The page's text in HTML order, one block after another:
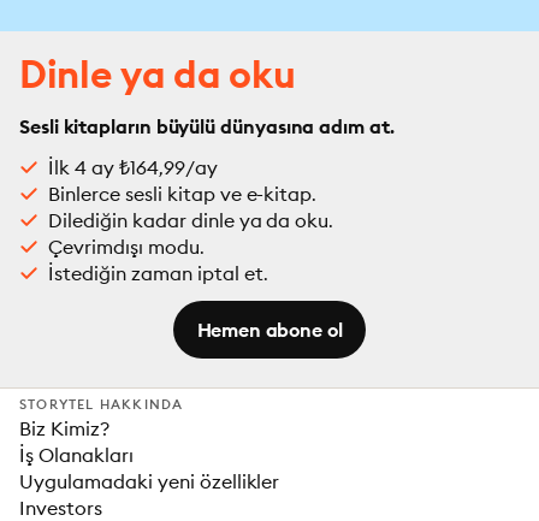
Dinle ya da oku
Sesli kitapların büyülü dünyasına adım at.
İlk 4 ay ₺164,99/ay
Binlerce sesli kitap ve e-kitap.
Dilediğin kadar dinle ya da oku.
Çevrimdışı modu.
İstediğin zaman iptal et.
Hemen abone ol
STORYTEL HAKKINDA
Biz Kimiz?
İş Olanakları
Uygulamadaki yeni özellikler
Investors